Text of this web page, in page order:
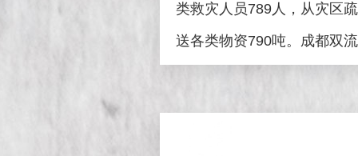
类救灾人员789人，从灾区
送各类物资790吨。成都双